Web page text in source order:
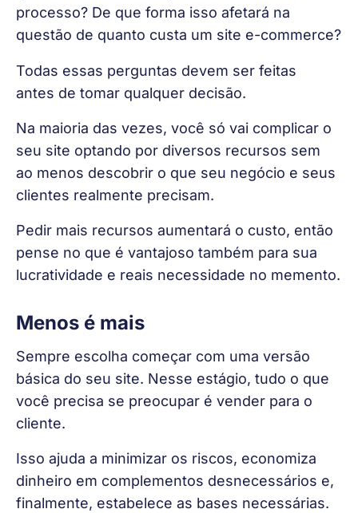
processo? De que forma isso afetará na
questão de quanto custa um site e-commerce?
Todas essas perguntas devem ser feitas
antes de tomar qualquer decisão.
Na maioria das vezes, você só vai complicar o
seu site optando por diversos recursos sem
ao menos descobrir o que seu negócio e seus
clientes realmente precisam.
Pedir mais recursos aumentará o custo, então
pense no que é vantajoso também para sua
lucratividade e reais necessidade no memento.
Menos é mais
Sempre escolha começar com uma versão
básica do seu site. Nesse estágio, tudo o que
você precisa se preocupar é vender para o
cliente.
Isso ajuda a minimizar os riscos, economiza
dinheiro em complementos desnecessários e,
finalmente, estabelece as bases necessárias.